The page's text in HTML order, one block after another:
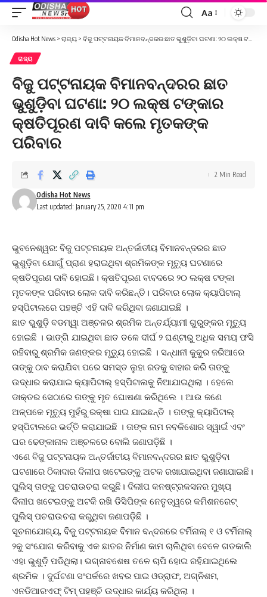
Font
Aa
Odisha Hot News > ରାଜ୍ୟ > ବିଜୁ ପଟ୍ଟନାୟକ ବିମାନବନ୍ଦରର ଛାତ ଭୁଶୁଡ଼ିବା ଘଟଣା: ୨୦ ଲକ୍ଷ ଟଙ୍କାର କ୍ଷତିପୂରଣ ଦାବି କଲେ ମୃତକଙ୍କ ପରିବାର
ରାଜ୍ୟ
ବିଜୁ ପଟ୍ଟନାୟକ ବିମାନବନ୍ଦରର ଛାତ
ଭୁଶୁଡ଼ିବା ଘଟଣା: ୨୦ ଲକ୍ଷ ଟଙ୍କାର
କ୍ଷତିପୂରଣ ଦାବି କଲେ ମୃତକଙ୍କ
ପରିବାର
Last updated: January 25, 2020 4:11 pm
Odisha Hot News
2 Min Read
ଭୁବନେଶ୍ୱର: ବିଜୁ ପଟ୍ଟନାୟକ ଅନ୍ତର୍ଜାତୀୟ ବିମାନବନ୍ଦରର ଛାତ
ଭୁଶୁଡ଼ିବା ଯୋଗୁଁ ପ୍ରାଣ ହରାଇଥିବା ଶ୍ରମିକଙ୍କ ମୃତ୍ୟୁ ଘଟଣାରେ
କ୍ଷତିପୂରଣ ଦାବି ହୋଇଛି। କ୍ଷତିପୂରଣ ବାବଦରେ ୨୦ ଲକ୍ଷ ଟଙ୍କା
ମୃତକଙ୍କ ପରିବାର ଲୋକ ଦାବି କରିଛନ୍ତି। ପରିବାର ଲୋକ କ୍ୟାପିଟାଲ୍
ହସ୍ପିଟାଲରେ ପହଞ୍ଚି ଏହି ଦାବି କରିଥିବା ଜଣାଯାଇଛି ।
ଛାତ ଭୁଶୁଡ଼ି ବଡମ୍ୱା ଅଞ୍ଚଳର ଶ୍ରମିକ ଅନ୍ତର୍ଯ୍ୟାମୀ ଗୁରୁଙ୍କର ମୃତ୍ୟୁ
ହୋଇଛି । ଭାଙ୍ଗି ଯାଇଥିବା ଛାତ ତଳେ ଦୀର୍ଘ ୨ ଘଣ୍ଟାରୁ ଅଧିକ ସମୟ ଫସି
ରହିବାରୁ ଶ୍ରମିକ ଜଣଙ୍କର ମୃତ୍ୟୁ ହୋଇଛି । ସନ୍ଧାନୀ କୁକୁର ଜରିଆରେ
ତାଙ୍କୁ ଠାବ କରାଯିବା ପରେ ସମସ୍ତ ଲୁହା ରଡକୁ ବାହାର କରି ତାଙ୍କୁ
ଉଦ୍ଧାର କରାଯାଇ କ୍ୟାପିଟାଲ୍ ହସ୍ପିଟାଲକୁ ନିଆଯାଇଥିଲା । ହେଲେ
ଡାକ୍ତର ସେଠାରେ ତାଙ୍କୁ ମୃତ ଘୋଷଣା କରିଥିଲେ । ଆଉ ଜଣେ
ଅଳ୍ପକେ ମୃତ୍ୟୁ ମୁହଁରୁ ରକ୍ଷା ପାଇ ଯାଇଛନ୍ତି । ତାଙ୍କୁ କ୍ୟାପିଟାଲ୍
ହସ୍ପିଟାଲରେ ଭର୍ତ୍ତି କରାଯାଇଛି । ତାଙ୍କ ନାମ ନବକିଶୋର ସ୍ୱାଇଁ ଏବଂ
ଘର ଢେଙ୍କାନାଳ ଅଞ୍ଚଳରେ ବୋଲି ଜଣାପଡ଼ିଛି ।
ଏଣେ ବିଜୁ ପଟ୍ଟନାୟକ ଅନ୍ତର୍ଜାତୀୟ ବିମାନବନ୍ଦରର ଛାତ ଭୁଶୁଡ଼ିବା
ଘଟଣାରେ ଠିକାଦାର ଦିଲୀପ ଖଟେଇଙ୍କୁ ଅଟକ ରଖାଯାଇଥିବା ଜଣାଯାଇଛି।
ପୁଲିସ୍ ତାଙ୍କୁ ପଚରାଉଚରା କରୁଛି। ଦିଲୀପ କନଷ୍ଟ୍ରକସନର ମୁଖ୍ୟ
ଦିଲୀପ ଖଟେଇଙ୍କୁ ଅଟକି ରଖି ଡିସିପିଙ୍କ ନେତୃତ୍ୱରେ କମିଶନରେଟ୍
ପୁଲିସ୍ ପଚରାଉଚରା କରୁଥିବା ଜଣାପଡ଼ିଛି ।
ସୂଚନାଯୋଗ୍ୟ, ବିଜୁ ପଟ୍ଟନାୟକ ବିମାନ ବନ୍ଦରରେ ଟର୍ମିନାଲ୍ ୧ ଓ ଟର୍ମିନାଲ୍
୨କୁ ସଂଯୋଗ କରିବାକୁ ଏକ ଛାତର ନିର୍ମାଣ କାମ ଚାଲିଥିବା ବେଳେ ଗତକାଲି
ଏହା ଭୁଶୁଡ଼ି ପଡିଥିଲା। ଭଗ୍ନାବଶେଷ ତଳେ ଚାପି ହୋଇ ରହିଯାଇଥିଲେ
ଶ୍ରମିକ । ଦୁର୍ଘଟଣା ସଂପର୍କରେ ଖବର ପାଇ ଓଡ୍ରାଫ, ଅଗ୍ନିଶମ,
ଏନଡିଆରଏଫ୍ ଟିମ୍ ପହଞ୍ଚି ଉଦ୍ଧାର କାର୍ଯ୍ୟ କରିଥିଲା ।